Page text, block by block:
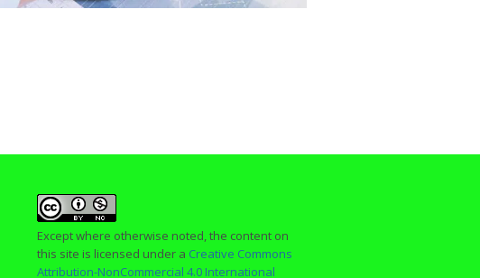
Except where otherwise noted, the content on
this site is licensed under a Creative Commons
Attribution-NonCommercial 4.0 International